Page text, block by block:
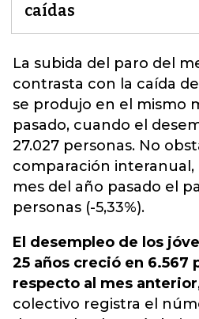
caídas
La subida del paro del
contrasta con la caída
se produjo en el mismo
pasado, cuando el
27.027 personas. No
comparación
mes del año pasado el
personas (-5,33%).
El desempleo de los
25 años creció en 6.567
respecto al mes anterior
colectivo registra el